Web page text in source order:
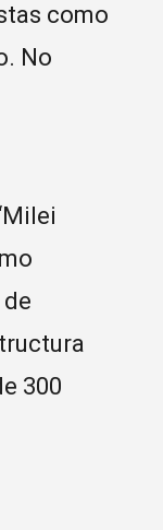
como
No
300